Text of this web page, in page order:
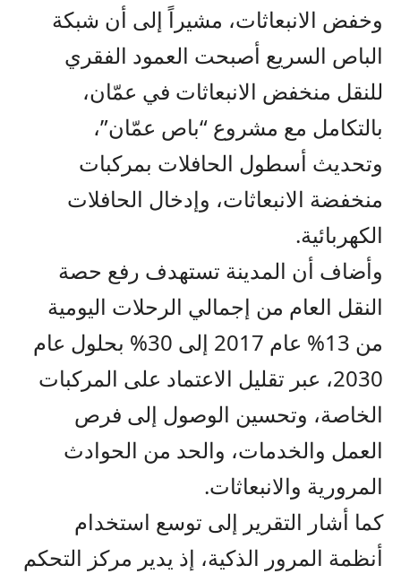
وخفض الانبعاثات، مشيراً إلى أن شبكة
الباص السريع أصبحت العمود الفقري
للنقل منخفض الانبعاثات في عمّان،
بالتكامل مع مشروع “باص عمّان”،
وتحديث أسطول الحافلات بمركبات
منخفضة الانبعاثات، وإدخال الحافلات
الكهربائية.
وأضاف أن المدينة تستهدف رفع حصة
النقل العام من إجمالي الرحلات اليومية
من 13% عام 2017 إلى 30% بحلول عام
2030، عبر تقليل الاعتماد على المركبات
الخاصة، وتحسين الوصول إلى فرص
العمل والخدمات، والحد من الحوادث
المرورية والانبعاثات.
كما أشار التقرير إلى توسع استخدام
أنظمة المرور الذكية، إذ يدير مركز التحكم